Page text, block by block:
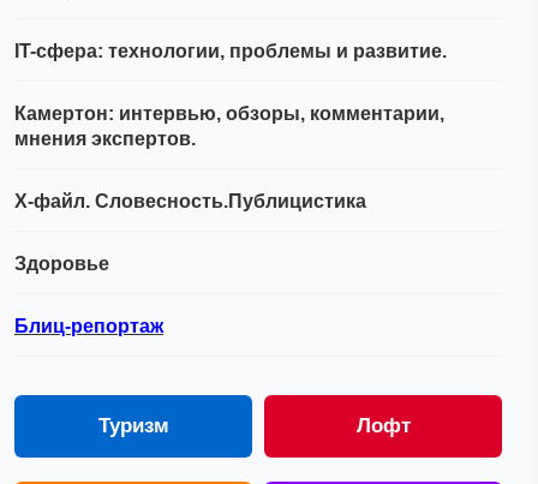
IT-сфера: технологии, проблемы и развитие.
Камертон: интервью, обзоры, комментарии,
мнения экспертов.
Х-файл. Словесность.Публицистика
Здоровье
Блиц-репортаж
Туризм Лофт